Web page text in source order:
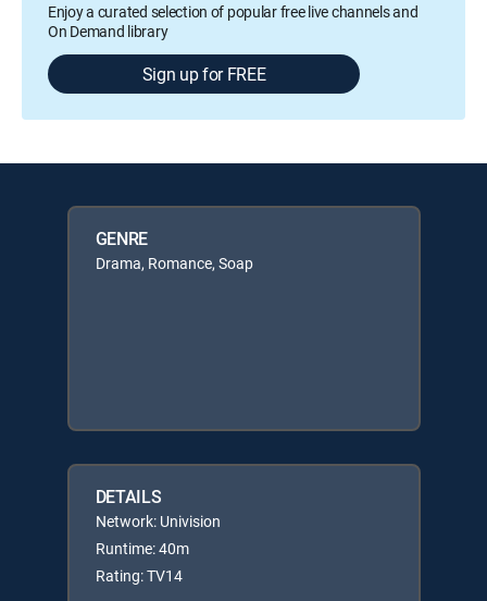
Enjoy a curated selection of popular free live channels and
On Demand library
Sign up for FREE
GENRE
Drama, Romance, Soap
DETAILS
Network: Univision
Runtime: 40m
Rating: TV14